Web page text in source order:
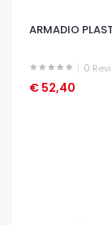
ARMADIO
0
€ 52,40
OCCHIATA VELOCE